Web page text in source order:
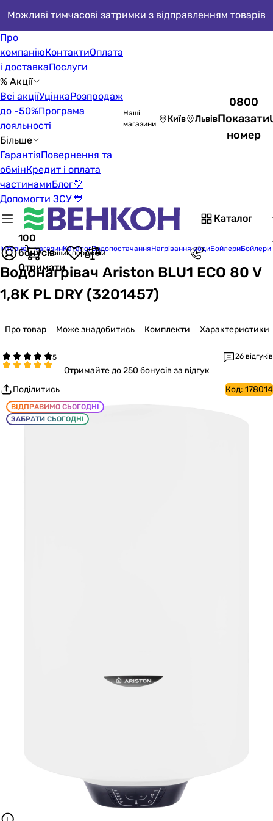
Можливі тимчасові затримки з відправленням товарів
Про
компаніюКонтактиОплата
і доставкаПослуги
% Акції
Всі акціїУцінкаРозпродаж
до -50%Програма
лояльності
Більше
ГарантіяПовернення та
обмінКредит і оплата
частинамиБлог💛
Допомогти ЗСУ 💙
Наші
магазини
Київ Львів
0800
Показати
номер
Каталог
100
бонусів
Отримати
Кошик порожній
Інтернет-магазинКаталогВодопостачанняНагрівання водиБойлери
Водонагрівач Ariston BLU1 ECO 80 V
1,8K PL DRY (3201457)
Про товар Може знадобитись Комплекти Характеристики
26 відгуків
Отримайтедо 250 бонусів за відгук
Поділитись
Код: 178014
ВІДПРАВИМО СЬОГОДНІ
ЗАБРАТИ СЬОГОДНІ